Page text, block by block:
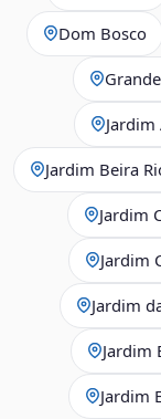
Dom Bosco
Jardim
Jardim Beira
Jardim
Jardim
Jardim
Jardim
Jardim